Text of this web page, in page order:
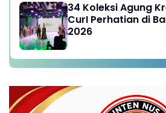
34 Koleksi Agung
CurI Perhatian di
2026